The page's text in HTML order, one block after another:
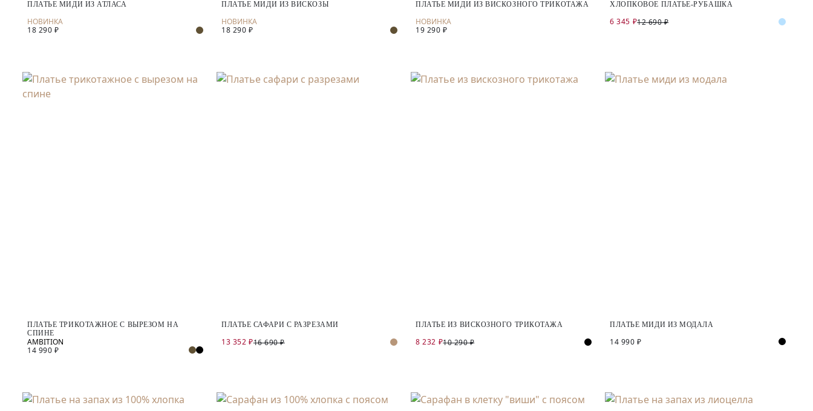
ПЛАТЬЕ МИДИ ИЗ АТЛАСА
18 290 ₽
ПЛАТЬЕ МИДИ ИЗ ВИСКОЗЫ
18 290 ₽
ПЛАТЬЕ МИДИ ИЗ ВИСКОЗНОГО ТРИКОТАЖА
19 290 ₽
ХЛОПКОВОЕ ПЛАТЬЕ-РУБАШКА
6 345 ₽12 690 ₽
ПЛАТЬЕ ТРИКОТАЖНОЕ С ВЫРЕЗОМ НА
СПИНЕ
14 990 ₽
ПЛАТЬЕ САФАРИ С РАЗРЕЗАМИ
13 352 ₽16 690 ₽
ПЛАТЬЕ ИЗ ВИСКОЗНОГО ТРИКОТАЖА
8 232 ₽10 290 ₽
ПЛАТЬЕ МИДИ ИЗ МОДАЛА
14 990 ₽